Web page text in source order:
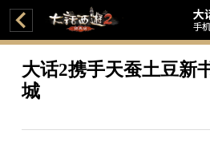
大话2携手天蚕土豆新
城